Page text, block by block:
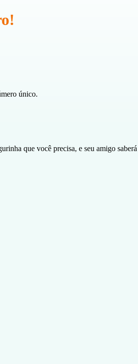
único.
que você precisa, e seu amigo